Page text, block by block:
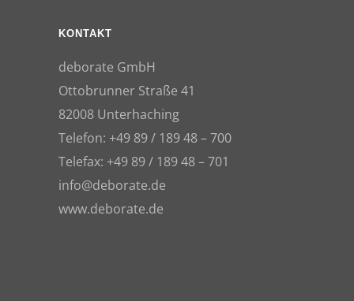
KONTAKT
deborate GmbH
Ottobrunner Straße 41
82008 Unterhaching
Telefon: +49 89 / 189 48 – 700
Telefax: +49 89 / 189 48 – 701
info@deborate.de
www.deborate.de